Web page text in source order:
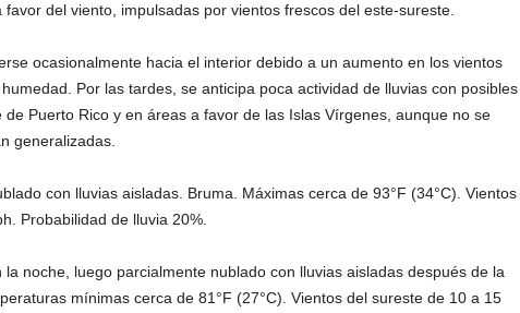
del viento, impulsadas por vientos frescos del este-sureste.
ocasionalmente hacia el interior debido a un aumento en los vientos
Por las tardes, se anticipa poca actividad de lluvias con posibles
Puerto Rico y en áreas a favor de las Islas Vírgenes, aunque no se
generalizadas.
con lluvias aisladas. Bruma. Máximas cerca de 93°F (34°C). Vientos
Probabilidad de lluvia 20%.
la noche, luego parcialmente nublado con lluvias aisladas después de la
mínimas cerca de 81°F (27°C). Vientos del sureste de 10 a 15